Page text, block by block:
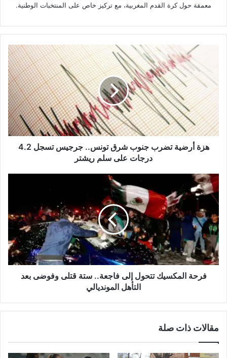
معمقة حول كرة القدم المغربية، مع تركيز خاص على المنتخبات الوطنية.
جنوب
تونس..
جرجيس
تسجل
4.2
درجات
ريشتر
هزة أرضية تضرب جنوب شرق تونس.. جرجيس تسجل 4.2
درجات على سلم ريشتر
فرحة
المكسيك
تتحول
فاجعة..
ستة
قتلى
وفوضى
بعد
التأهلفرحة المكسيك تتحول إلى فاجعة.. ستة قتلى وفوضى بعد
التأهل المونديالي
مقالات ذات صلة